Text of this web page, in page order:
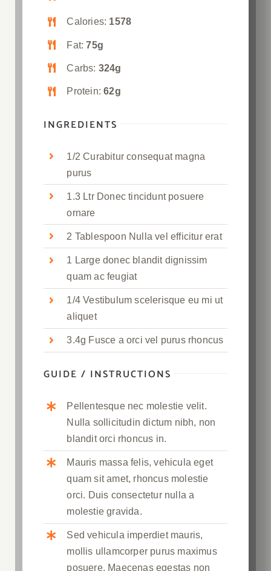
Calories: 1578
Fat:75g
Carbs: 324g
Protein:62g
INGREDIENTS
1/2 Curabitur consequat magna
purus
1.3 Ltr Donec tincidunt posuere
ornare
2 Tablespoon Nulla vel efficitur erat
1 Large donec blandit dignissim
quam ac feugiat
1/4 Vestibulum scelerisque eu mi ut
aliquet
3.4g Fusce a orci vel purus rhoncus
GUIDE / INSTRUCTIONS
Pellentesque nec molestie velit.
Nulla sollicitudin dictum nibh, non
blandit orci rhoncus in.
Mauris massa felis, vehicula eget
quam sit amet, rhoncus molestie
orci. Duis consectetur nulla a
molestie gravida.
Sed vehicula imperdiet mauris,
mollis ullamcorper purus maximus
posuere. Maecenas egestas non